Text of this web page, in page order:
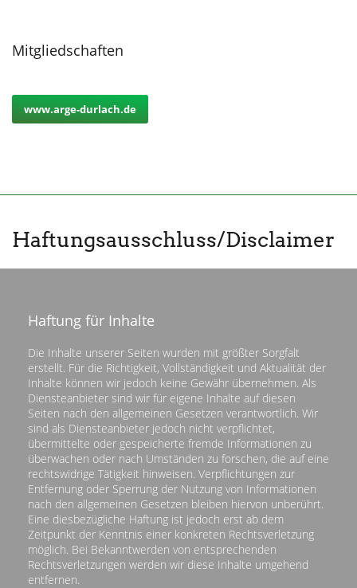
Mitgliedschaften
www.arge-durlach.de
Haftungsausschluss/Disclaimer
Haftung für Inhalte
Die Inhalte unserer Seiten wurden mit größter Sorgfalt
erstellt. Für die Richtigkeit, Vollständigkeit und Aktualität der
Inhalte können wir jedoch keine Gewähr übernehmen. Als
Diensteanbieter sind wir für eigene Inhalte auf diesen
Seiten nach den allgemeinen Gesetzen verantwortlich. Wir
sind als Diensteanbieter jedoch nicht verpflichtet,
übermittelte oder gespeicherte fremde Informationen zu
überwachen oder nach Umständen zu forschen, die auf eine
rechtswidrige Tätigkeit hinweisen. Verpflichtungen zur
Entfernung oder Sperrung der Nutzung von Informationen
nach den allgemeinen Gesetzen bleiben hiervon unberührt.
Eine diesbezügliche Haftung ist jedoch erst ab dem
Zeitpunkt der Kenntnis einer konkreten Rechtsverletzung
möglich. Bei Bekanntwerden von entsprechenden
Rechtsverletzungen werden wir diese Inhalte umgehend
entfernen.